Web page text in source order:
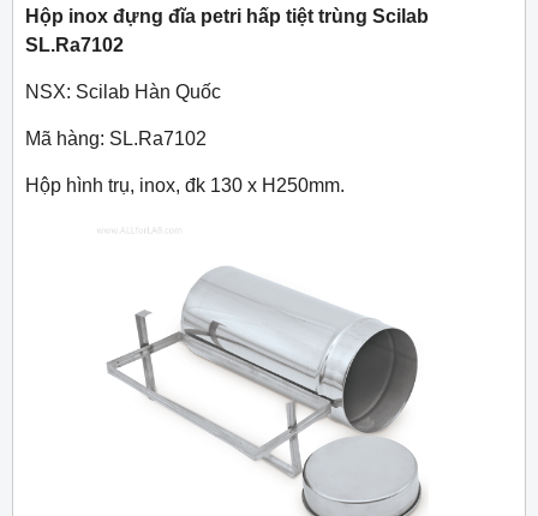
Hộp inox đựng đĩa petri hấp tiệt trùng Scilab
SL.Ra7102
NSX: Scilab Hàn Quốc
Mã hàng: SL.Ra7102
Hộp hình trụ, inox, đk 130 x H250mm.